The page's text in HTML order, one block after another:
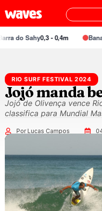
do Sahy0,3 - 0,4m
RIO SURF FESTIVAL 2024
Jojó manda
Jojó de Olivença vence
classifica para Mundial
Por Lucas Campos